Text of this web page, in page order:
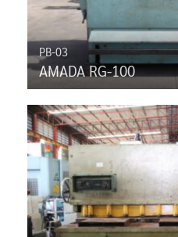
PB-03
AMADA RG-100